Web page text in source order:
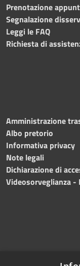
Prenotazione
Segnalazione
Leggi le FAQ
Richiesta di
Amministrazione
Albo pretorio
Informativa privacy
Note legali
Dichiarazione di
Videosorveglianza